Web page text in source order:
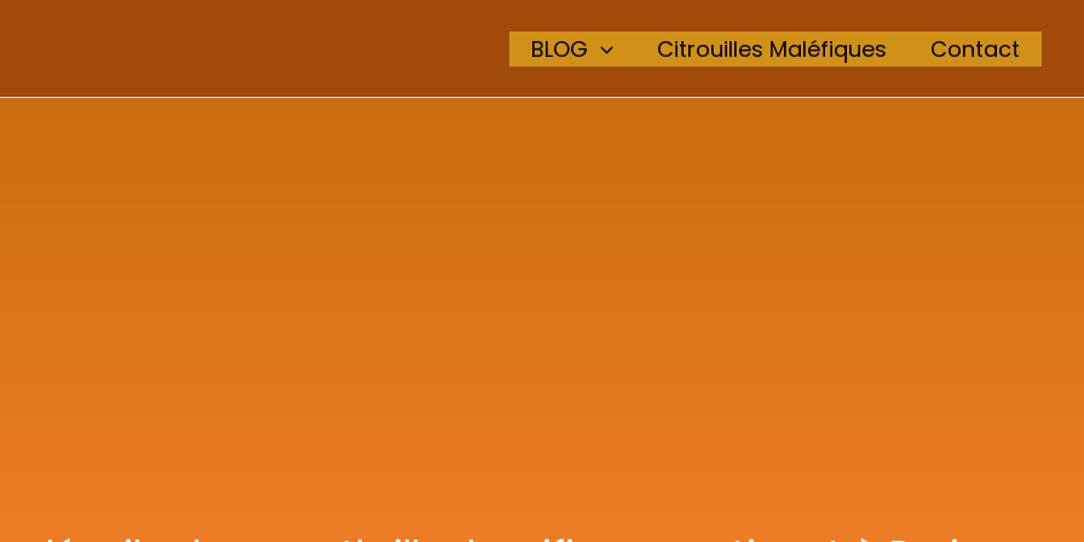
BLOG Citrouilles Maléfiques Contact